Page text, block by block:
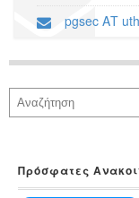
pgsec ΑΤ
Αναζήτηση
Πρόσφατες